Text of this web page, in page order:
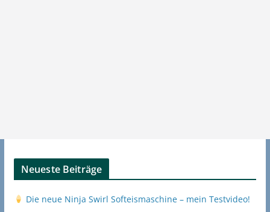
Neueste Beiträge
Die neue Ninja Swirl Softeismaschine – mein Testvideo!